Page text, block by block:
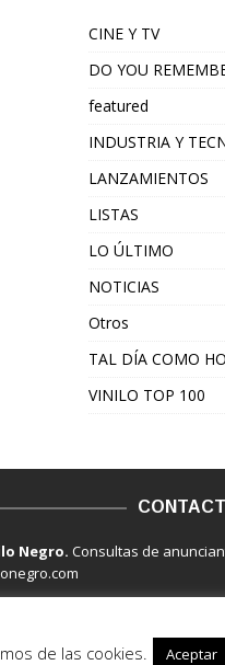
CINE Y TV
DO YOU
featured
INDUSTRIA Y
LANZAMIENTOS
LISTAS
LO ÚLTIMO
NOTICIAS
Otros
TAL DÍA COMO
VINILO TOP 100
Negro.Consultas de
de las cookies. Aceptar